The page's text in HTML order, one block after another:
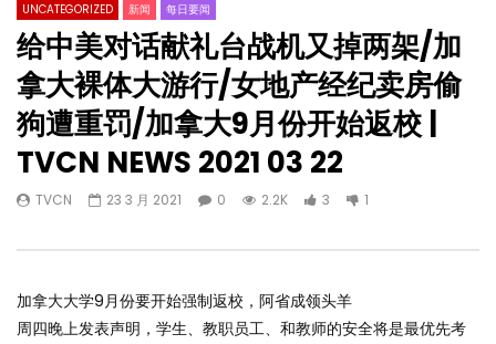
UNCATEGORIZED 新闻 每日要闻
给中美对话献礼台战机又掉两架/加
拿大裸体大游行/女地产经纪卖房偷
狗遭重罚/加拿大9月份开始返校 |
TVCN NEWS 2021 03 22
TVCN 23 3 月 2021 0 2.2K 3 1
加拿大大学9月份要开始强制返校，阿省成领头羊
周四晚上发表声明，学生、教职员工、和教师的安全将是最优先考